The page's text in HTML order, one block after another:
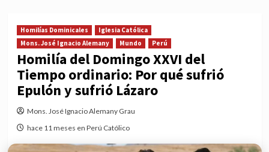
Homilías Dominicales
Iglesia Católica
Mons. José Ignacio Alemany
Mundo Perú
Homilía del Domingo XXVI del
Tiempo ordinario: Por qué sufrió
Epulón y sufrió Lázaro
Mons. José Ignacio Alemany Grau
hace 11 meses en Perú Católico